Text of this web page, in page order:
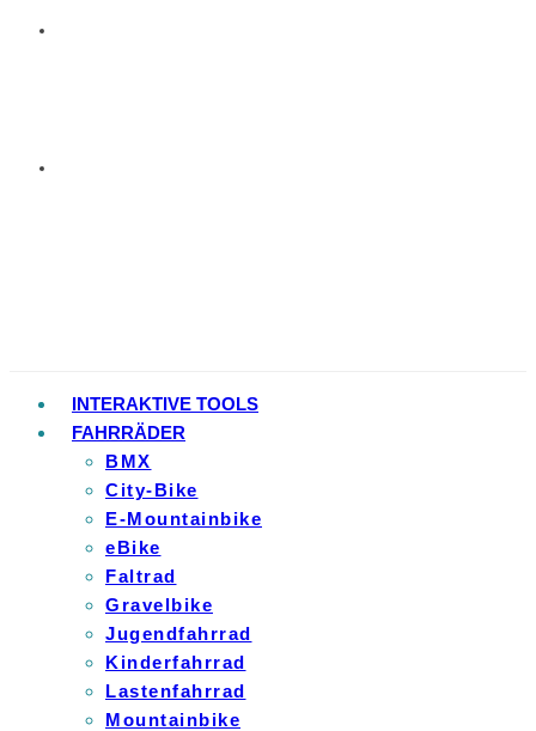
INTERAKTIVE TOOLS
FAHRRÄDER
BMX
City-Bike
E-Mountainbike
eBike
Faltrad
Gravelbike
Jugendfahrrad
Kinderfahrrad
Lastenfahrrad
Mountainbike